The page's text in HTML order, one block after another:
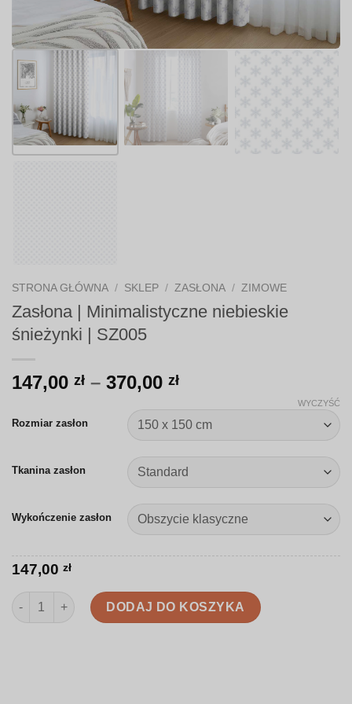
STRONA GŁÓWNA / SKLEP / ZASŁONA / ZIMOWE
Zasłona | Minimalistyczne niebieskie
śnieżynki | SZ005
147,00 zł – 370,00 złZakres
od
147,00 zł
do
370,00 zł
Rozmiar zasłon
Tkanina zasłon
Wykończenie zasłon
WYCZYŚĆ
147,00 zł
ilość Zasłona | Minimalistyczne niebieskie śnieżynki | SZ005
DODAJ DO KOSZYKA